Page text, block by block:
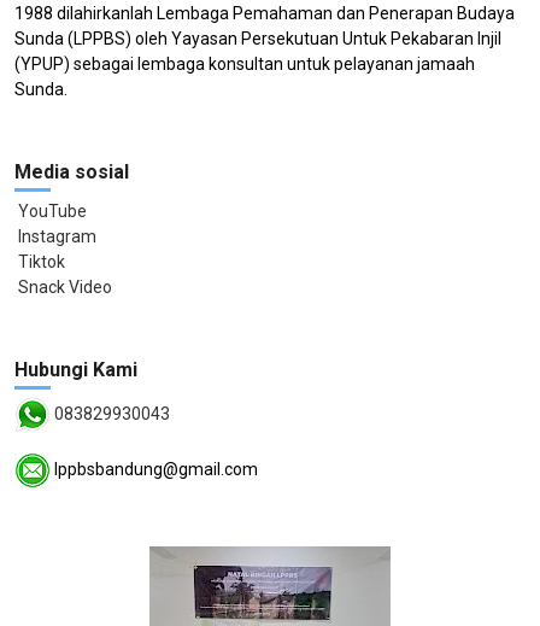
1988 dilahirkanlah Lembaga Pemahaman dan Penerapan Budaya
Sunda (LPPBS) oleh Yayasan Persekutuan Untuk Pekabaran Injil
(YPUP) sebagai lembaga konsultan untuk pelayanan jamaah
Sunda.
Media sosial
YouTube
Instagram
Tiktok
Snack Video
Hubungi Kami
083829930043
lppbsbandung@gmail.com